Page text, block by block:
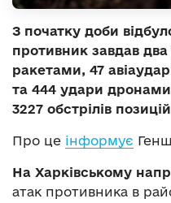
З початку доби
противник завдав
ракетами, 47
та 444 удари
3227 обстрілів
Про це інформує
На Харківському
атак противника в